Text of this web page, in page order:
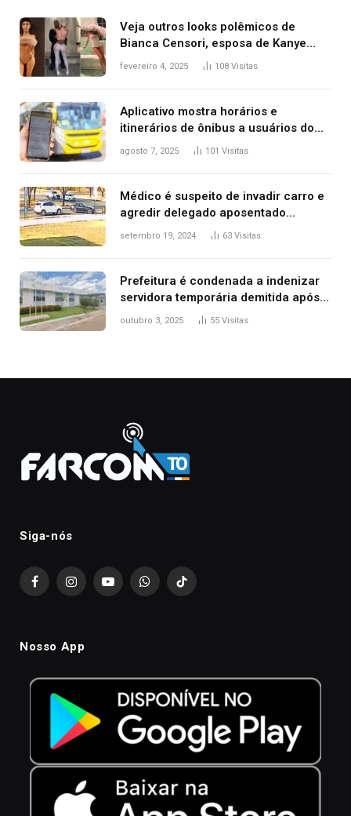
Veja outros looks polêmicos de
Bianca Censori, esposa de Kanye
West que apareceu nua no Grammy
fevereiro 4, 2025 108 Visitas
Aplicativo mostra horários e
itinerários de ônibus a usuários do
transporte público de Palmas; confira
agosto 7, 2025 101 Visitas
Médico é suspeito de invadir carro e
agredir delegado aposentado
durante confusão no trânsito
setembro 19, 2024 63 Visitas
Prefeitura é condenada a indenizar
servidora temporária demitida após
nascimento da filha
outubro 3, 2025 55 Visitas
Siga-nós
FacebookInstagramYouTubeWhatsAppTikTok
Nosso App